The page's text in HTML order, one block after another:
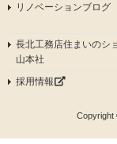
リノベーションブログ
長北工務店住まいのシ
山本社
採用情報
Copyright